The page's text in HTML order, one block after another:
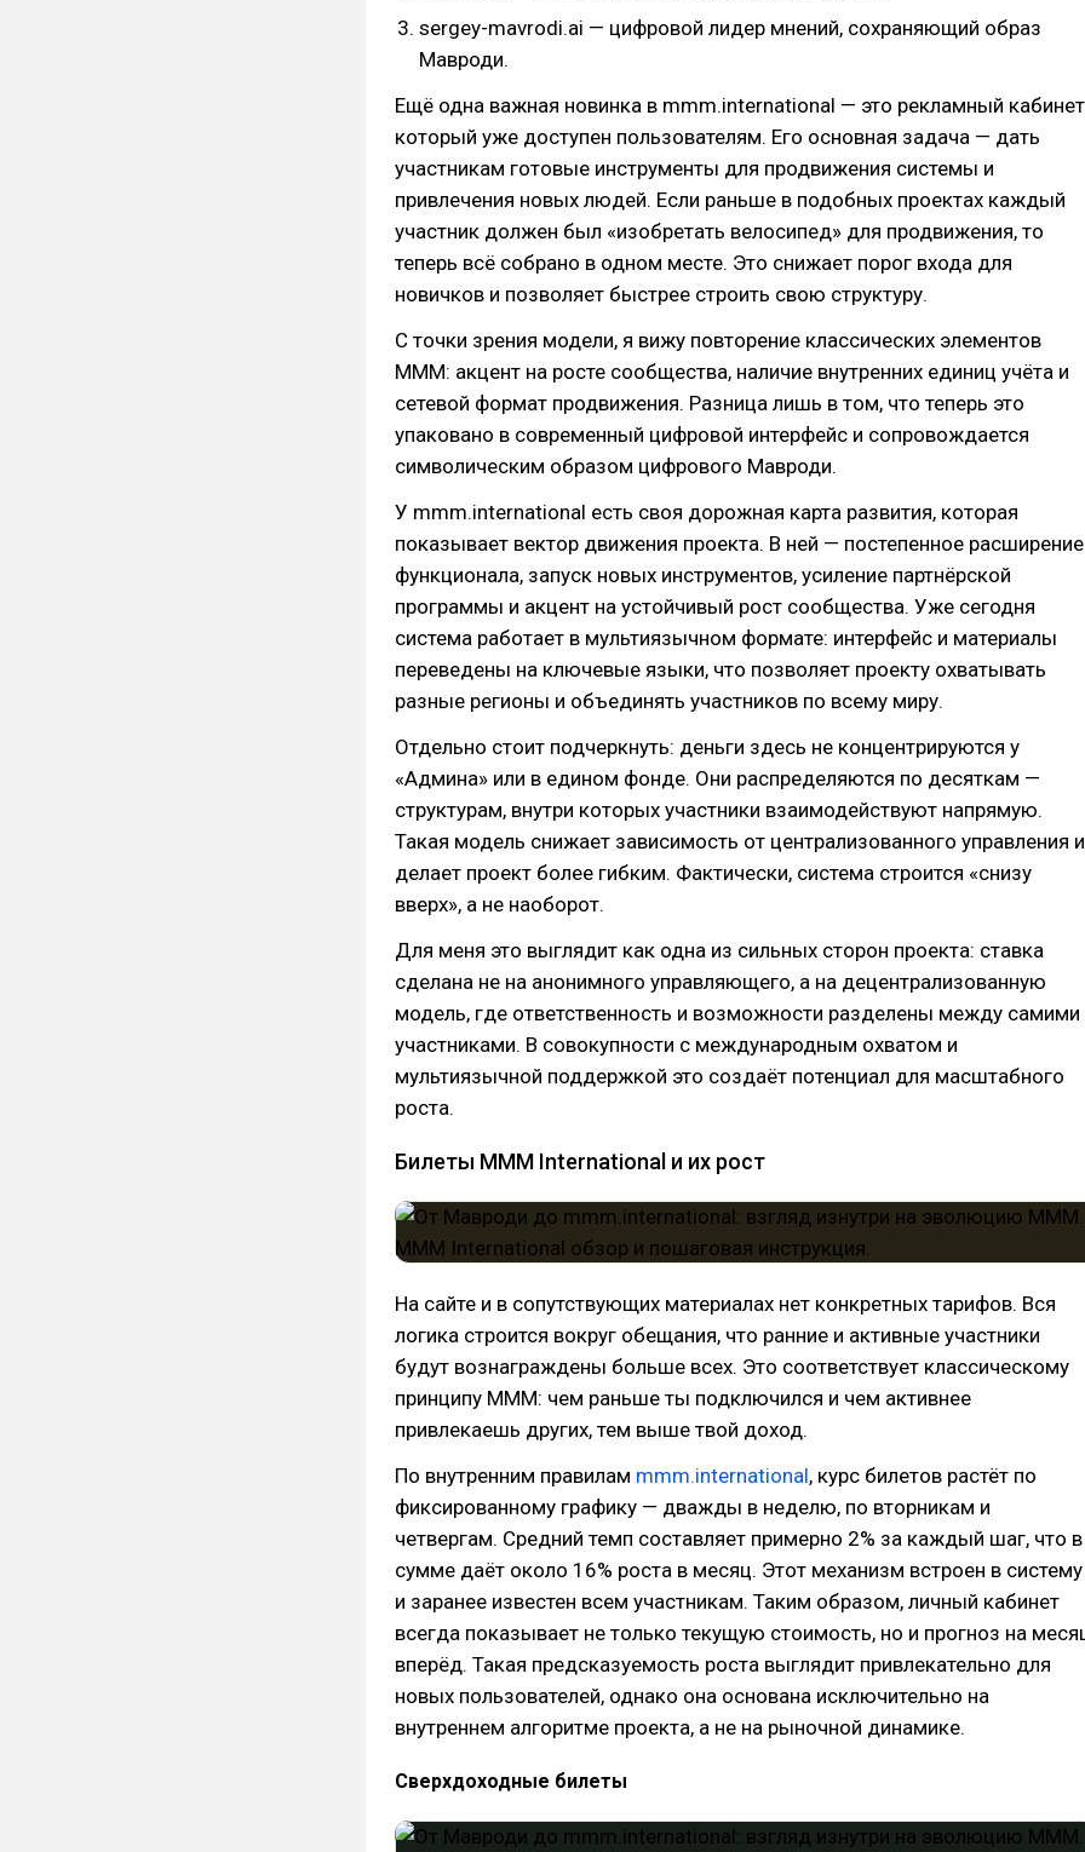
sergey-mavrodi.ai — цифровой лидер мнений, сохраняющий образ
Мавроди.
Ещё одна важная новинка в mmm.international — это рекламный
который уже доступен пользователям. Его основная задача — дать
участникам готовые инструменты для продвижения системы и
привлечения новых людей. Если раньше в подобных проектах каждый
участник должен был «изобретать велосипед» для продвижения, то
теперь всё собрано в одном месте. Это снижает порог входа для
новичков и позволяет быстрее строить свою структуру.
С точки зрения модели, я вижу повторение классических элементов
МММ: акцент на росте сообщества, наличие внутренних единиц учёта и
сетевой формат продвижения. Разница лишь в том, что теперь это
упаковано в современный цифровой интерфейс и сопровождается
символическим образом цифрового Мавроди.
У mmm.international есть своя дорожная карта развития, которая
показывает вектор движения проекта. В ней — постепенное расширение
функционала, запуск новых инструментов, усиление партнёрской
программы и акцент на устойчивый рост сообщества. Уже сегодня
система работает в мультиязычном формате: интерфейс и материалы
переведены на ключевые языки, что позволяет проекту охватывать
разные регионы и объединять участников по всему миру.
Отдельно стоит подчеркнуть: деньги здесь не концентрируются у
«Админа» или в едином фонде. Они распределяются по десяткам —
структурам, внутри которых участники взаимодействуют напрямую.
Такая модель снижает зависимость от централизованного управления и
делает проект более гибким. Фактически, система строится «снизу
вверх», а не наоборот.
Для меня это выглядит как одна из сильных сторон проекта: ставка
сделана не на анонимного управляющего, а на децентрализованную
модель, где ответственность и возможности разделены между самими
участниками. В совокупности с международным охватом и
мультиязычной поддержкой это создаёт потенциал для масштабного
роста.
Билеты MMM International и их рост
На сайте и в сопутствующих материалах нет конкретных тарифов. Вся
логика строится вокруг обещания, что ранние и активные участники
будут вознаграждены больше всех. Это соответствует классическому
принципу МММ: чем раньше ты подключился и чем активнее
привлекаешь других, тем выше твой доход.
По внутренним правилам mmm.international, курс билетов растёт по
фиксированному графику — дважды в неделю, по вторникам и
четвергам. Средний темп составляет примерно 2% за каждый шаг, что в
сумме даёт около 16% роста в месяц. Этот механизм встроен в систему
и заранее известен всем участникам. Таким образом, личный кабинет
всегда показывает не только текущую стоимость, но и прогноз на
вперёд. Такая предсказуемость роста выглядит привлекательно для
новых пользователей, однако она основана исключительно на
внутреннем алгоритме проекта, а не на рыночной динамике.
Сверхдоходные билеты